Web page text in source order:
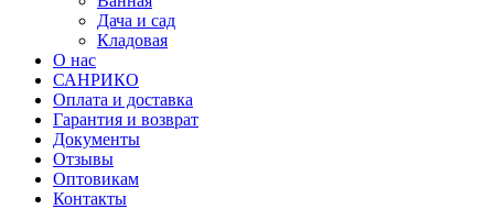
Дача и сад
Кладовая
О нас
САНРИКО
Оплата и доставка
Гарантия и возврат
Документы
Отзывы
Оптовикам
Контакты